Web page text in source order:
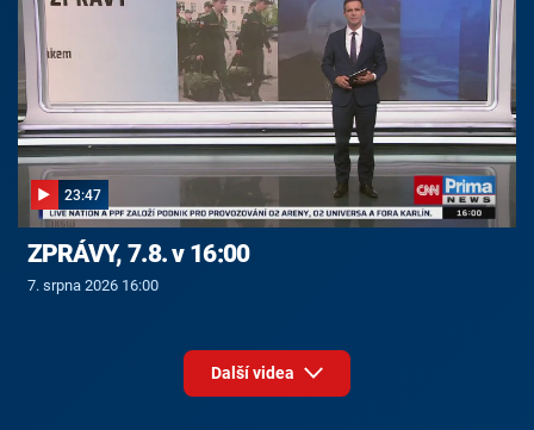
23:47
ZPRÁVY, 7.8. v 16:00
7. srpna 2026 16:00
Další videa